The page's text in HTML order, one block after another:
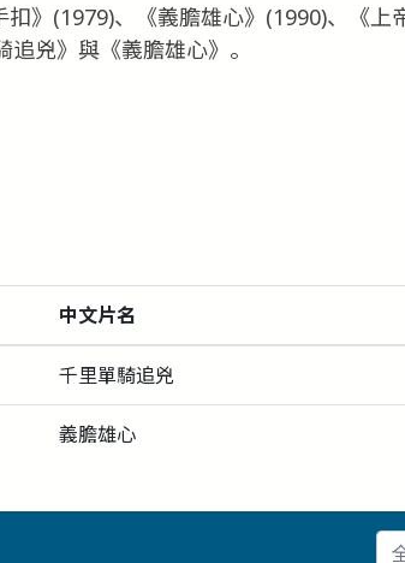
扣》(1979)、《義膽雄心》(1990)、《上
追兇》與《義膽雄心》。
中文片名
千里單騎追兇
義膽雄心